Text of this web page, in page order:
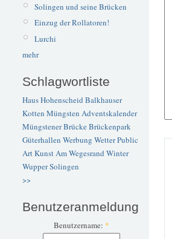
Solingen und seine Brücken
Einzug der Rollatoren!
Lurchi
mehr
Schlagwortliste
Haus Hohenscheid Balkhauser
Kotten Müngsten Adventskalender
Müngstener BrückeBrückenpark
Güterhallen Werbung WetterPublic
ArtKunstAm Wegesrand Winter
WupperSolingen
>>
Benutzeranmeldung
Benutzername: *